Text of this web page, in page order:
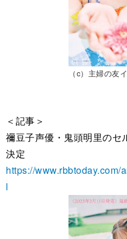
（c）主婦の友
＜記事＞
禰豆子声優・鬼頭明里のセ
決定
https://
l